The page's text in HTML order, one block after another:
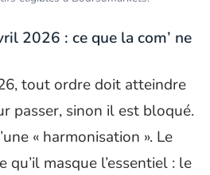
2026 : ce que la com’ ne
tout ordre doit atteindre
passer, sinon il est bloqué.
« harmonisation ». Le
qu’il masque l’essentiel : le